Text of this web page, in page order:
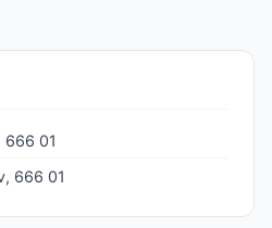
666 01
666 01